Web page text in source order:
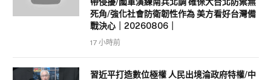
死角/強化社會防衛韌性作為 美方看好台灣備
戰決心｜20260806｜
17 小時前
習近平打造數位極權 人民出境淪政府特權/中